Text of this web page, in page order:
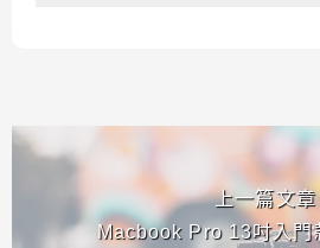
相連文章
上一篇文章
Macbook Pro 13吋入門